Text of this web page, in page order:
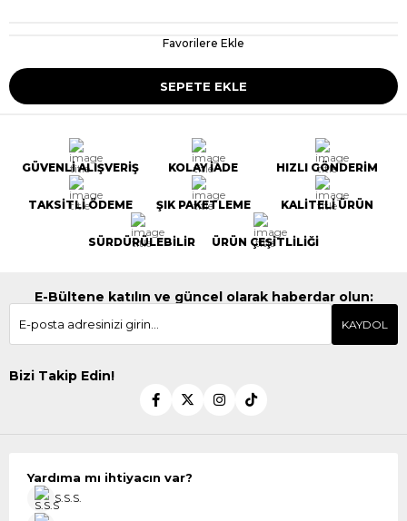
Favorilere Ekle
GÜVENLİ ALIŞVERİŞ KOLAY İADE HIZLI GÖNDERİM
TAKSİTLİ ÖDEME ŞIK PAKETLEME KALİTELİ ÜRÜN
SÜRDÜRÜLEBİLİR ÜRÜN ÇEŞİTLİLİĞİ
E-Bültene katılın ve güncel olarak haberdar olun:
KAYDOL
Bizi Takip Edin!
Yardıma mı ihtiyacın var?
S.S.S.